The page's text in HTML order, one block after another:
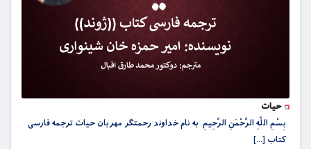
حیات
بِسْمِ اللَّهِ الرَّحْمَنِ الرَّحِيمِ به نام خداوند رحمتگر مهربان حیات ترجمه فارسی
کتاب [...]